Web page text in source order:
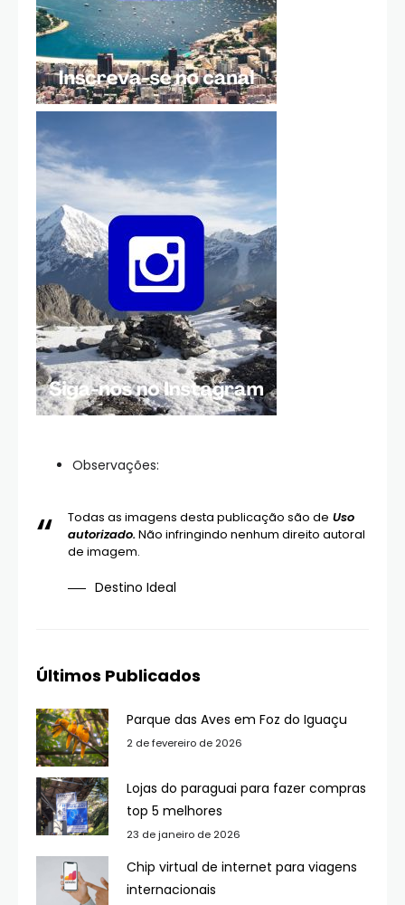
Observações:
Todas as imagens desta publicação são de Uso
autorizado.Não infringindo nenhum direito autoral
de imagem.
Destino Ideal
Últimos Publicados
Parque das Aves em Foz do Iguaçu
2 de fevereiro de 2026
Lojas do paraguai para fazer compras
top 5 melhores
23 de janeiro de 2026
Chip virtual de internet para viagens
internacionais